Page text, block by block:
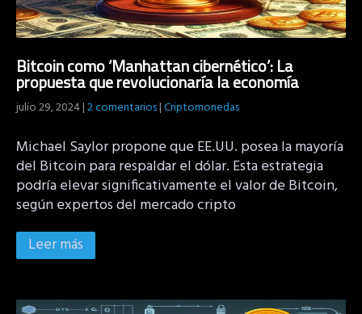
Bitcoin como ‘Manhattan cibernético’: La
propuesta que revolucionaría la economía
julio 29, 2024|2 comentarios|Criptomonedas
Michael Saylor propone que EE.UU. posea la mayoría
del Bitcoin para respaldar el dólar. Esta estrategia
podría elevar significativamente el valor de Bitcoin,
según expertos del mercado cripto
Leer más